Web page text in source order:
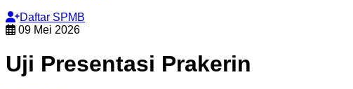
Daftar SPMB
09 Mei 2026
Uji Presentasi Prakerin